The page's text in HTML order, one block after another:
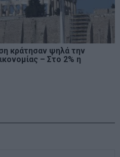
κράτησαν ψηλά την
– Στο 2% η